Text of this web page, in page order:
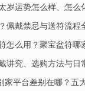
岁运势怎么样、怎么
佩戴禁忌与送符流程
怎么用？聚宝盆符哪
讲究、选购方法与日
家平台差别在哪？五